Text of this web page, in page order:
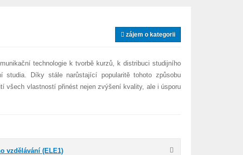
zájem o kategorii
technologie k tvorbě kurzů, k distribuci studijního
Díky stále narůstající popularitě tohoto způsobu
všech vlastností přinést nejen zvýšení kvality, ale i úsporu
vzdělávání (ELE1)